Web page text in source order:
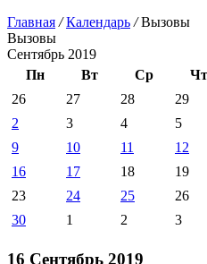
Главная / Календарь /Вызовы
Вызовы
Сентябрь 2019
Пн
Вт Ср Чт
26
27 28 29
2
3 4 5
9
10 11 12
16
17 18 19
23
24 25 26
30
1 2 3
16 Сентябрь 2019